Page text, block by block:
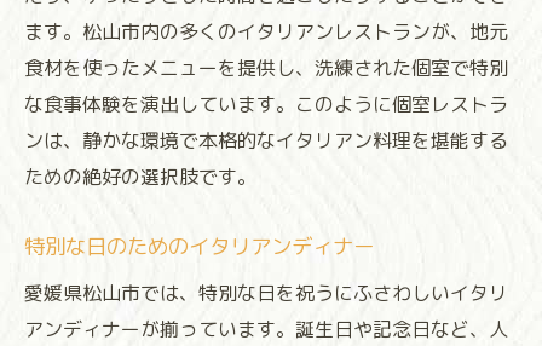
ます。松山市内の多くのイタリアンレストランが、地元
食材を使ったメニューを提供し、洗練された個室で特別
な食事体験を演出しています。このように個室レストラ
ンは、静かな環境で本格的なイタリアン料理を堪能する
ための絶好の選択肢です。
特別な日のためのイタリアンディナー
愛媛県松山市では、特別な日を祝うにふさわしいイタリ
アンディナーが揃っています。誕生日や記念日など、人